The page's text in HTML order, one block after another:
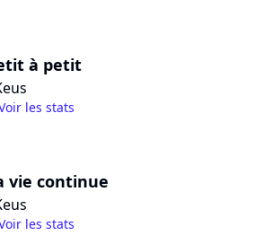
à petit
les stats
vie continue
les stats